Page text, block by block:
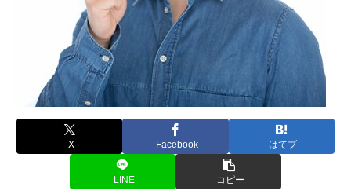
X Facebook はてブ
LINE コピー